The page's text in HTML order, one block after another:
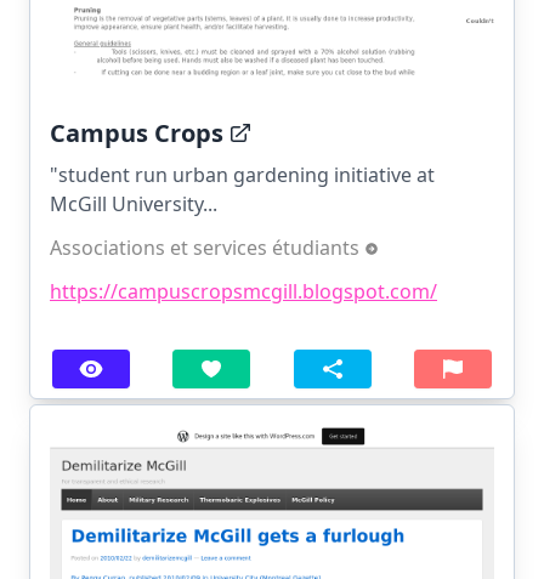
Campus Crops
"student run urban gardening initiative at
McGill University...
Associations et services étudiants
https://campuscropsmcgill.blogspot.com/